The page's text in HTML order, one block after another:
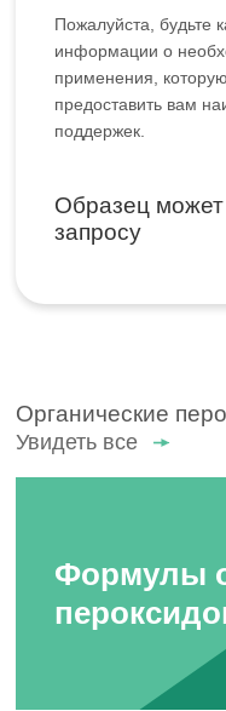
Пожалуйста, будьте
информации о
применения,
предоставить вам
поддержек.
Образец
запросу
Органические
Увидеть все
Формулы